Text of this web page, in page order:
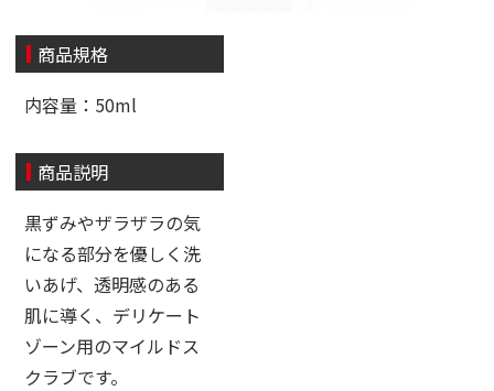
商品規格
内容量：50ml
商品説明
黒ずみやザラザラの気
になる部分を優しく洗
いあげ、透明感のある
肌に導く、デリケート
ゾーン用のマイルドス
クラブです。